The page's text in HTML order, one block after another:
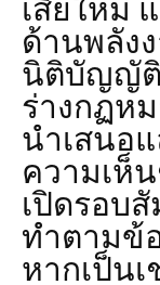
เสียใหม่
ด้านพลัง
นิติบัญญัติ
ร่างกฏห
นำเสนอ
ความเห็
เปิดรอบ
ทำตามข้
หากเป็น